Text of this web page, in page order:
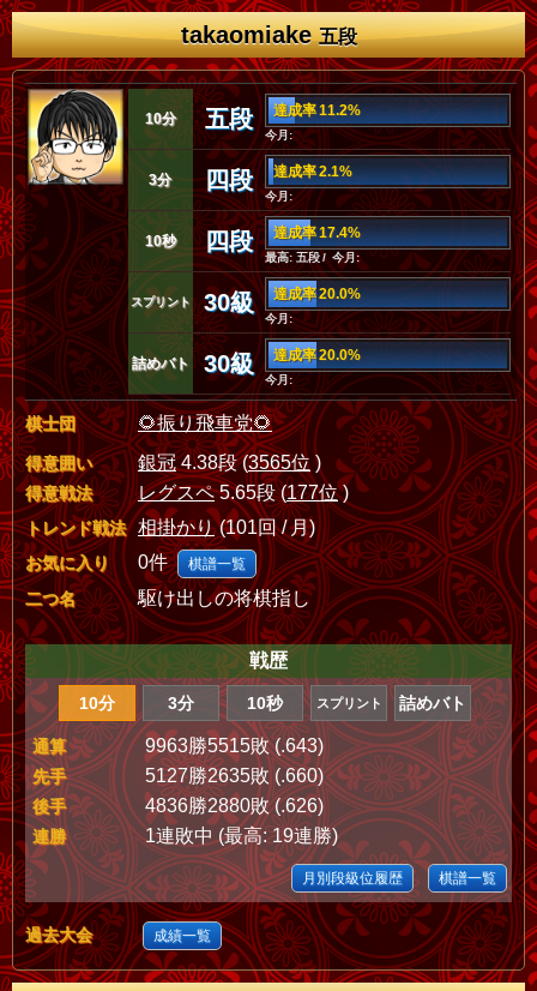
takaomiake五段
10分 五段 達成率 11.2%
今月:
3分 四段 達成率 2.1%
今月:
10秒 四段 達成率 17.4%
最高: 五段 / 今月:
スプリント 30級 達成率 20.0%
今月:
詰めバト 30級 達成率 20.0%
今月:
棋士団 🌻振り飛車党🌻
得意囲い 銀冠4.38段 (3565位 )
得意戦法 レグスペ5.65段 (177位)
トレンド戦法 相掛かり(101回 / 月)
お気に入り 0件 棋譜一覧
二つ名 駆け出しの将棋指し
戦歴
10分 3分 10秒 スプリント 詰めバト
通算 9963勝5515敗 (.643)
先手 5127勝2635敗 (.660)
後手 4836勝2880敗 (.626)
連勝 1連敗中 (最高: 19連勝)
月別段級位履歴 棋譜一覧
過去大会 成績一覧